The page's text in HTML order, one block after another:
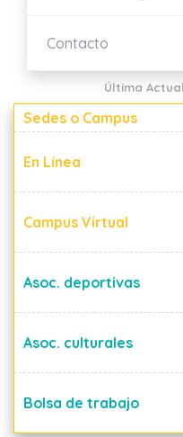
Contacto
Última
Sedes o Campus
En Línea
Campus Virtual
Asoc. deportivas
Asoc. culturales
Bolsa de trabajo